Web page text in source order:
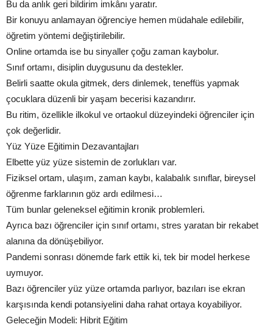
Bu da anlık geri bildirim imkânı yaratır.
Bir konuyu anlamayan öğrenciye hemen müdahale edilebilir,
öğretim yöntemi değiştirilebilir.
Online ortamda ise bu sinyaller çoğu zaman kaybolur.
Sınıf ortamı, disiplin duygusunu da destekler.
Belirli saatte okula gitmek, ders dinlemek, teneffüs yapmak
çocuklara düzenli bir yaşam becerisi kazandırır.
Bu ritim, özellikle ilkokul ve ortaokul düzeyindeki öğrenciler için
çok değerlidir.
Yüz Yüze Eğitimin Dezavantajları
Elbette yüz yüze sistemin de zorlukları var.
Fiziksel ortam, ulaşım, zaman kaybı, kalabalık sınıflar, bireysel
öğrenme farklarının göz ardı edilmesi…
Tüm bunlar geleneksel eğitimin kronik problemleri.
Ayrıca bazı öğrenciler için sınıf ortamı, stres yaratan bir rekabet
alanına da dönüşebiliyor.
Pandemi sonrası dönemde fark ettik ki, tek bir model herkese
uymuyor.
Bazı öğrenciler yüz yüze ortamda parlıyor, bazıları ise ekran
karşısında kendi potansiyelini daha rahat ortaya koyabiliyor.
Geleceğin Modeli: Hibrit Eğitim